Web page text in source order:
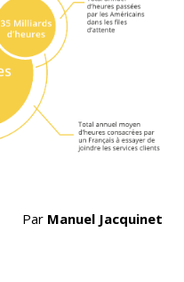
Par Manuel Jacquinet